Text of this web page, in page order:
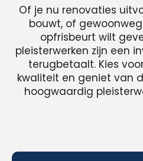
Of je nu renovaties
bouwt, of
opfrisbeurt wilt
pleisterwerken zijn een
terugbetaalt. Kies
kwaliteit en geniet van
hoogwaardig